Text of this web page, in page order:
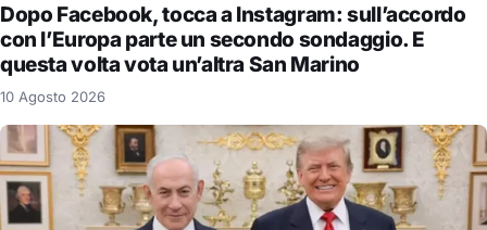
Dopo Facebook, tocca a Instagram: sull’accordo
con l’Europa parte un secondo sondaggio. E
questa volta vota un’altra San Marino
10 Agosto 2026